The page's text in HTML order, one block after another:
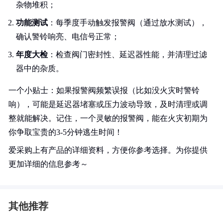
杂物堆积；
功能测试 ：每季度手动触发报警阀（通过放水测试），
确认警铃响亮、电信号正常；
年度大检：检查阀门密封性、延迟器性能，并清理过滤
器中的杂质。
一个小贴士：如果报警阀频繁误报（比如没火灾时警铃
响），可能是延迟器堵塞或压力波动导致，及时清理或调
整就能解决。记住，一个灵敏的报警阀，能在火灾初期为
你争取宝贵的3-5分钟逃生时间！
爱采购上有产品的详细资料，方便你参考选择。为你提供
更加详细的信息参考～
其他推荐